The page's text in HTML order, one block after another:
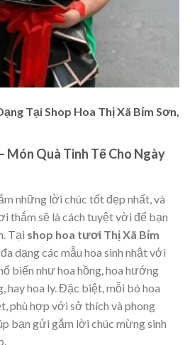
Tại Shop Hoa Thị Xã Bỉm Sơn,
Món Quà Tinh Tế Cho Ngày
những lời chúc tốt đẹp nhất, và
thắm sẽ là cách tuyệt vời để bạn
Tại shop hoa tươi Thị Xã Bỉm
dạng các mẫu hoa sinh nhật với
biến như hoa hồng, hoa hướng
hay hoa ly. Đặc biệt, mỗi bó hoa
phù hợp với sở thích và phong
bạn gửi gắm lời chúc mừng sinh